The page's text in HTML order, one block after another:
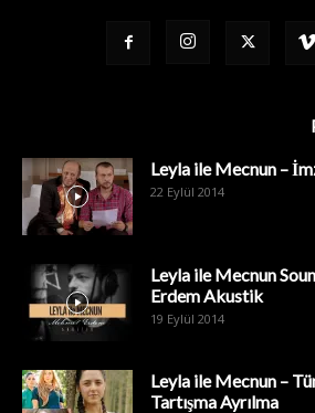
Leyla ile Mecnun –
22 Eylül 2014
Leyla ile Mecnun
Erdem Akustik
19 Eylül 2014
Leyla ile Mecnun –
Tartışma Ayrılma